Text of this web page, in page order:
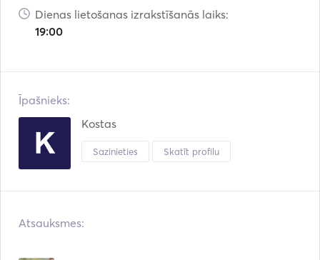
Dienas lietošanas izrakstīšanās laiks:
19:00
Īpašnieks:
Kostas
Sazinieties Skatīt profilu
Atsauksmes: